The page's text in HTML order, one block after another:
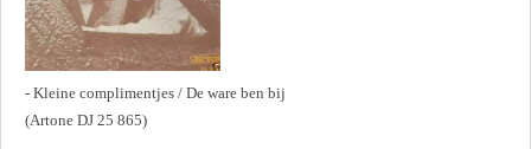
- Kleine complimentjes / De ware ben bij
(Artone DJ 25 865)